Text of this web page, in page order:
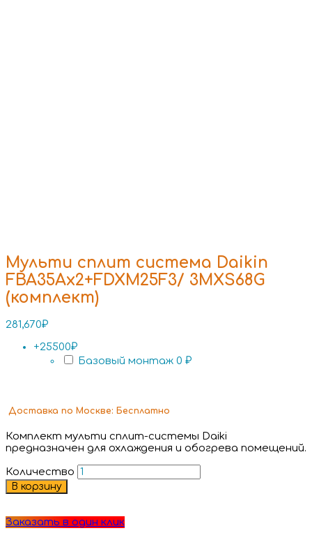
Мульти сплит система Daikin
FBA35Ax2+FDXM25F3/ 3MXS68G
(комплект)
281,670₽
+25500₽
Базовый монтаж 0 ₽
Доставка по Москве: Бесплатно
Комплект мульти сплит-системы Daiki
предназначен для охлаждения и обогрева помещений.
Количество
В корзину
Заказать в один клик